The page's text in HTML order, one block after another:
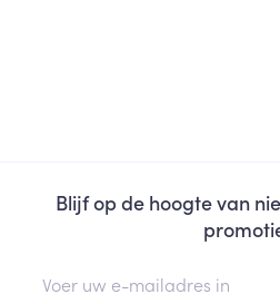
Blijf op de hoogte van